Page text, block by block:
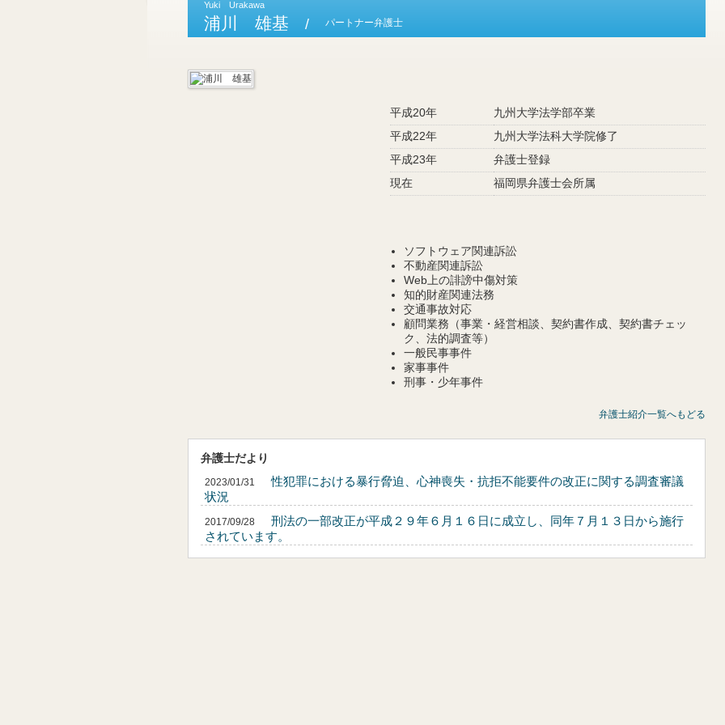
Yuki Urakawa
浦川 雄基 パートナー弁護士
平成20年
九州大学法学部卒業
平成22年
九州大学法科大学院修了
平成23年
弁護士登録
現在
福岡県弁護士会所属
ソフトウェア関連訴訟
不動産関連訴訟
Web上の誹謗中傷対策
知的財産関連法務
交通事故対応
顧問業務（事業・経営相談、契約書作成、契約書チェッ
ク、法的調査等）
一般民事事件
家事事件
刑事・少年事件
弁護士紹介一覧へもどる
弁護士だより
2023/01/31
性犯罪における暴行脅迫、心神喪失・抗拒不能要件の改正に関する調査審議
状況
2017/09/28
刑法の一部改正が平成２９年６月１６日に成立し、同年７月１３日から施行
されています。